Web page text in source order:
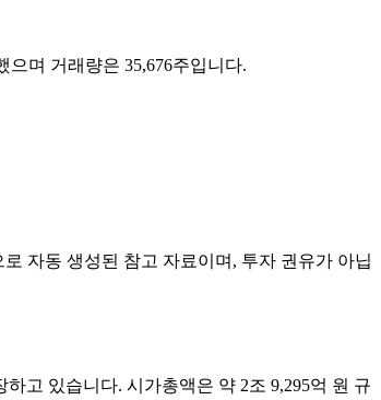
으며 거래량은 35,676주입니다.
자동 생성된 참고 자료이며, 투자 권유가 아닙
고 있습니다. 시가총액은 약 2조 9,295억 원 규